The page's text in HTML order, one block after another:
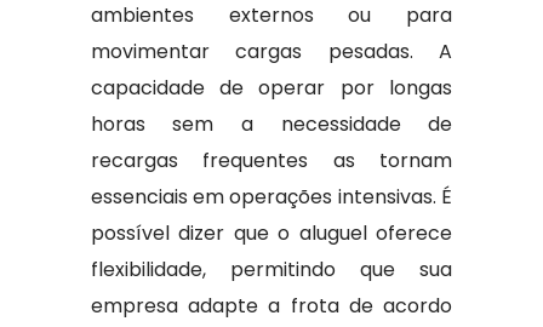
ambientes externos ou para
movimentar cargas pesadas. A
capacidade de operar por longas
horas sem a necessidade de
recargas frequentes as tornam
essenciais em operações intensivas. É
possível dizer que o aluguel oferece
flexibilidade, permitindo que sua
empresa adapte a frota de acordo